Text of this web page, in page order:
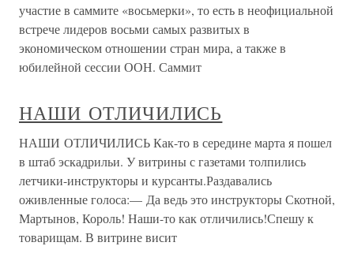
участие в саммите «восьмерки», то есть в неофициальной
встрече лидеров восьми самых развитых в
экономическом отношении стран мира, а также в
юбилейной сессии ООН. Саммит
НАШИ ОТЛИЧИЛИСЬ
НАШИ ОТЛИЧИЛИСЬ Как-то в середине марта я пошел
в штаб эскадрильи. У витрины с газетами толпились
летчики-инструкторы и курсанты.Раздавались
оживленные голоса:— Да ведь это инструкторы Скотной,
Мартынов, Король! Наши-то как отличились!Спешу к
товарищам. В витрине висит